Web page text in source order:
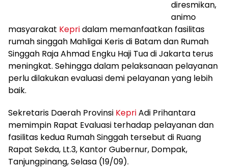
diresmikan,
animo
masyarakat Kepridalam memanfaatkan fasilitas
rumah singgah Mahligai Keris di Batam dan Rumah
Singgah Raja Ahmad Engku Haji Tua di Jakarta terus
meningkat. Sehingga dalam pelaksanaan pelayanan
perlu dilakukan evaluasi demi pelayanan yang lebih
baik.
Sekretaris Daerah Provinsi KepriAdi Prihantara
memimpin Rapat Evaluasi terhadap pelayanan dan
fasilitas kedua Rumah Singgah tersebut di Ruang
Rapat Sekda, Lt.3, Kantor Gubernur, Dompak,
Tanjungpinang, Selasa (19/09).